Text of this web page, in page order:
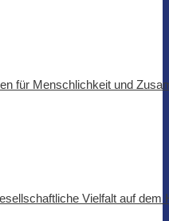
für Menschlichkeit und
Vielfalt auf dem